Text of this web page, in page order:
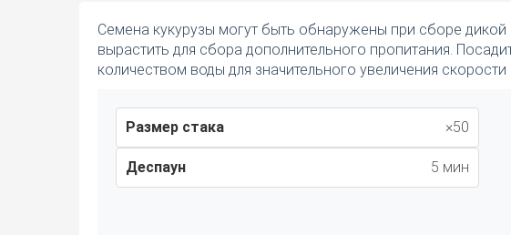
Семена кукурузы могут быть обнаружены при сборе
вырастить для сбора дополнительного пропитания.
количеством воды для значительного увеличения скорости
Размер стака ×50
Деспаун 5 мин